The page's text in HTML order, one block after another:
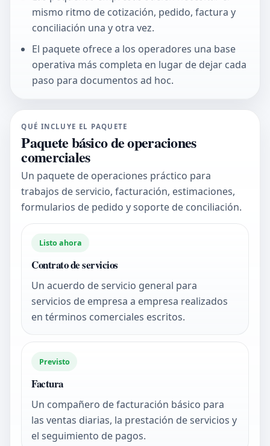
mismo ritmo de cotización, pedido, factura y
conciliación una y otra vez.
El paquete ofrece a los operadores una base
operativa más completa en lugar de dejar cada
paso para documentos ad hoc.
QUÉ INCLUYE EL PAQUETE
Paquete básico de operaciones
comerciales
Un paquete de operaciones práctico para
trabajos de servicio, facturación, estimaciones,
formularios de pedido y soporte de conciliación.
Listo ahora
Contrato de servicios
Un acuerdo de servicio general para
servicios de empresa a empresa realizados
en términos comerciales escritos.
Previsto
Factura
Un compañero de facturación básico para
las ventas diarias, la prestación de servicios y
el seguimiento de pagos.